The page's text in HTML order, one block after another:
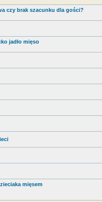
czy brak szacunku dla gości?
jadło mięso
mięsem